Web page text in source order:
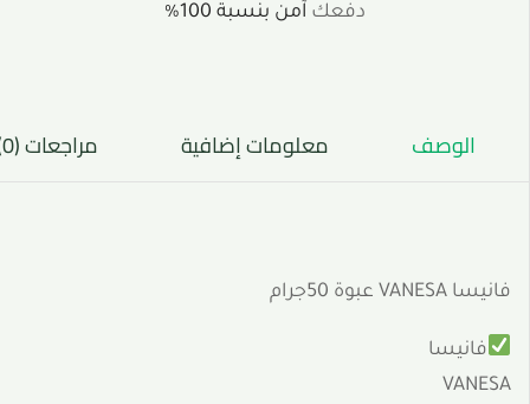
دفعك آمن بنسبة 100%
الوصف معلومات إضافية مراجعات (0)
فانيسا VANESA عبوة 50جرام
فانيسا
VANESA